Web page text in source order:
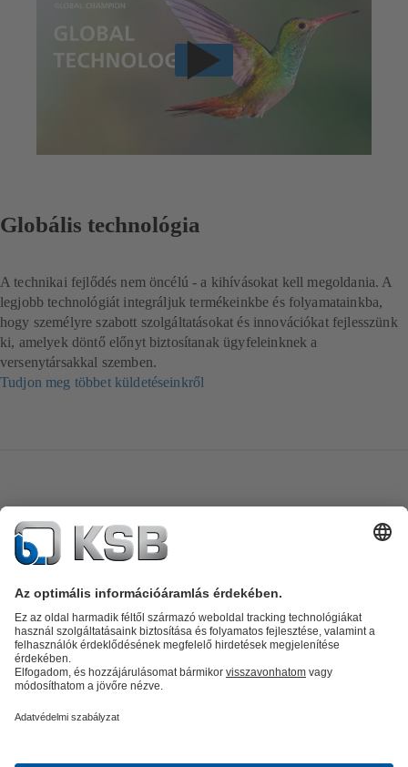
Globális technológia
A technikai fejlődés nem öncélú - a kihívásokat kell megoldania. A
legjobb technológiát integráljuk termékeinkbe és folyamatainkba,
hogy személyre szabott szolgáltatásokat és innovációkat fejlesszünk
ki, amelyek döntő előnyt biztosítanak ügyfeleinknek a
versenytársakkal szemben.
Tudjon meg többet küldetéseinkről